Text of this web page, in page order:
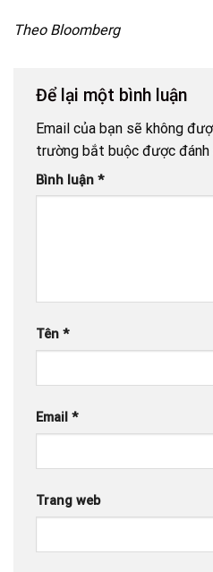
Theo Bloomberg
Để lại một bình luận
Email của bạn sẽ không
trường bắt buộc được đánh
Bình luận *
Tên *
Email *
Trang web